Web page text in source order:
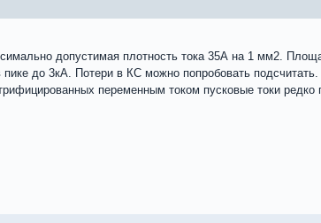
допустимая плотность тока 35А на 1 мм2.
до 3кА. Потери в КС можно попробовать
переменным током пусковые токи